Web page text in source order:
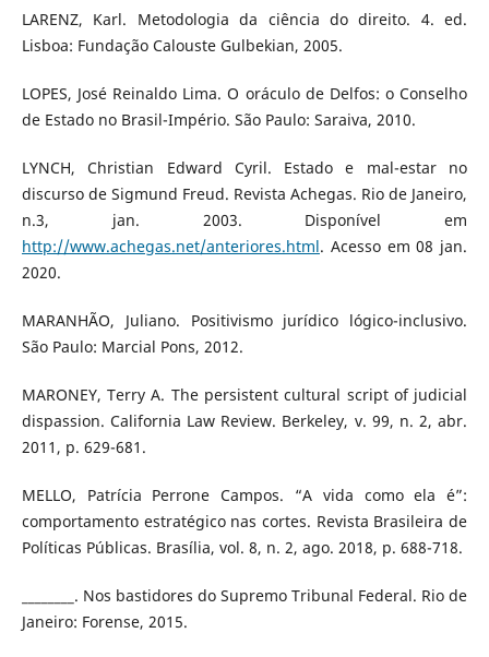
LARENZ, Karl. Metodologia da ciência do direito. 4. ed.
Lisboa: Fundação Calouste Gulbekian, 2005.
LOPES, José Reinaldo Lima. O oráculo de Delfos: o Conselho
de Estado no Brasil-Império. São Paulo: Saraiva, 2010.
LYNCH, Christian Edward Cyril. Estado e mal-estar no
discurso de Sigmund Freud. Revista Achegas. Rio de Janeiro,
n.3, jan. 2003. Disponível em
http://www.achegas.net/anteriores.html. Acesso em 08 jan.
2020.
MARANHÃO, Juliano. Positivismo jurídico lógico-inclusivo.
São Paulo: Marcial Pons, 2012.
MARONEY, Terry A. The persistent cultural script of judicial
dispassion. California Law Review. Berkeley, v. 99, n. 2, abr.
2011, p. 629-681.
MELLO, Patrícia Perrone Campos. “A vida como ela é”:
comportamento estratégico nas cortes. Revista Brasileira de
Políticas Públicas. Brasília, vol. 8, n. 2, ago. 2018, p. 688-718.
________. Nos bastidores do Supremo Tribunal Federal. Rio de
Janeiro: Forense, 2015.